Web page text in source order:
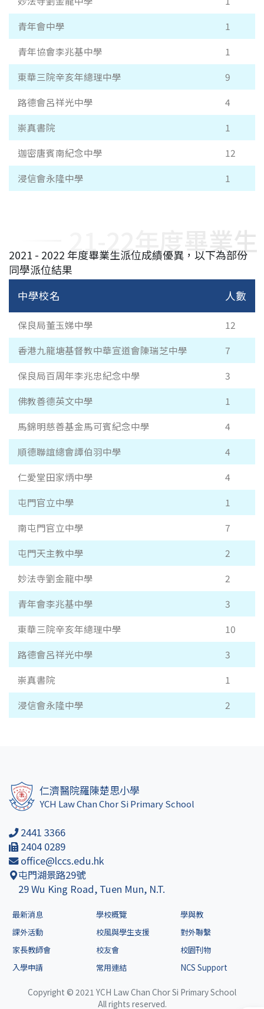
青年會中學
1
青年協會李兆基中學
1
東華三院辛亥年總理中學
9
路德會呂祥光中學
4
崇真書院
1
迦密唐賓南紀念中學
12
浸信會永隆中學
1
21-22年度畢業生
2021 - 2022 年度畢業生派位成績優異，以下為部份
同學派位結果
中學校名 人數
保良局董玉娣中學
12
香港九龍塘基督教中華宣道會陳瑞芝中學
7
保良局百周年李兆忠紀念中學
3
佛教善德英文中學
1
馬錦明慈善基金馬可賓紀念中學
4
順德聯誼總會譚伯羽中學
4
仁愛堂田家炳中學
4
屯門官立中學
1
南屯門官立中學
7
屯門天主教中學
2
妙法寺劉金龍中學
2
青年會李兆基中學
3
東華三院辛亥年總理中學
10
路德會呂祥光中學
3
崇真書院
1
浸信會永隆中學
2
仁濟醫院羅陳楚思小學
YCH Law Chan Chor Si Primary School
2441 3366
2404 0289
office@lccs.edu.hk
屯門湖景路29號
29 Wu King Road, Tuen Mun, N.T.
最新消息 學校概覽
學與教
課外活動
校風與學生支援
對外聯繫
家長教師會
校友會
校園刊物
入學申請
常用連結 NCS Support
Copyright © 2021 YCH Law Chan Chor Si Primary School
All rights reserved.